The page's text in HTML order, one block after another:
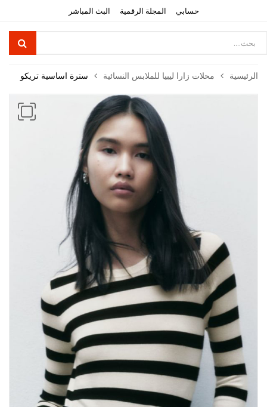
حسابي المجلة الرقمية البث المباشر
الرئيسية محلات زارا ليبيا للملابس النسائية سترة اساسية تريكو